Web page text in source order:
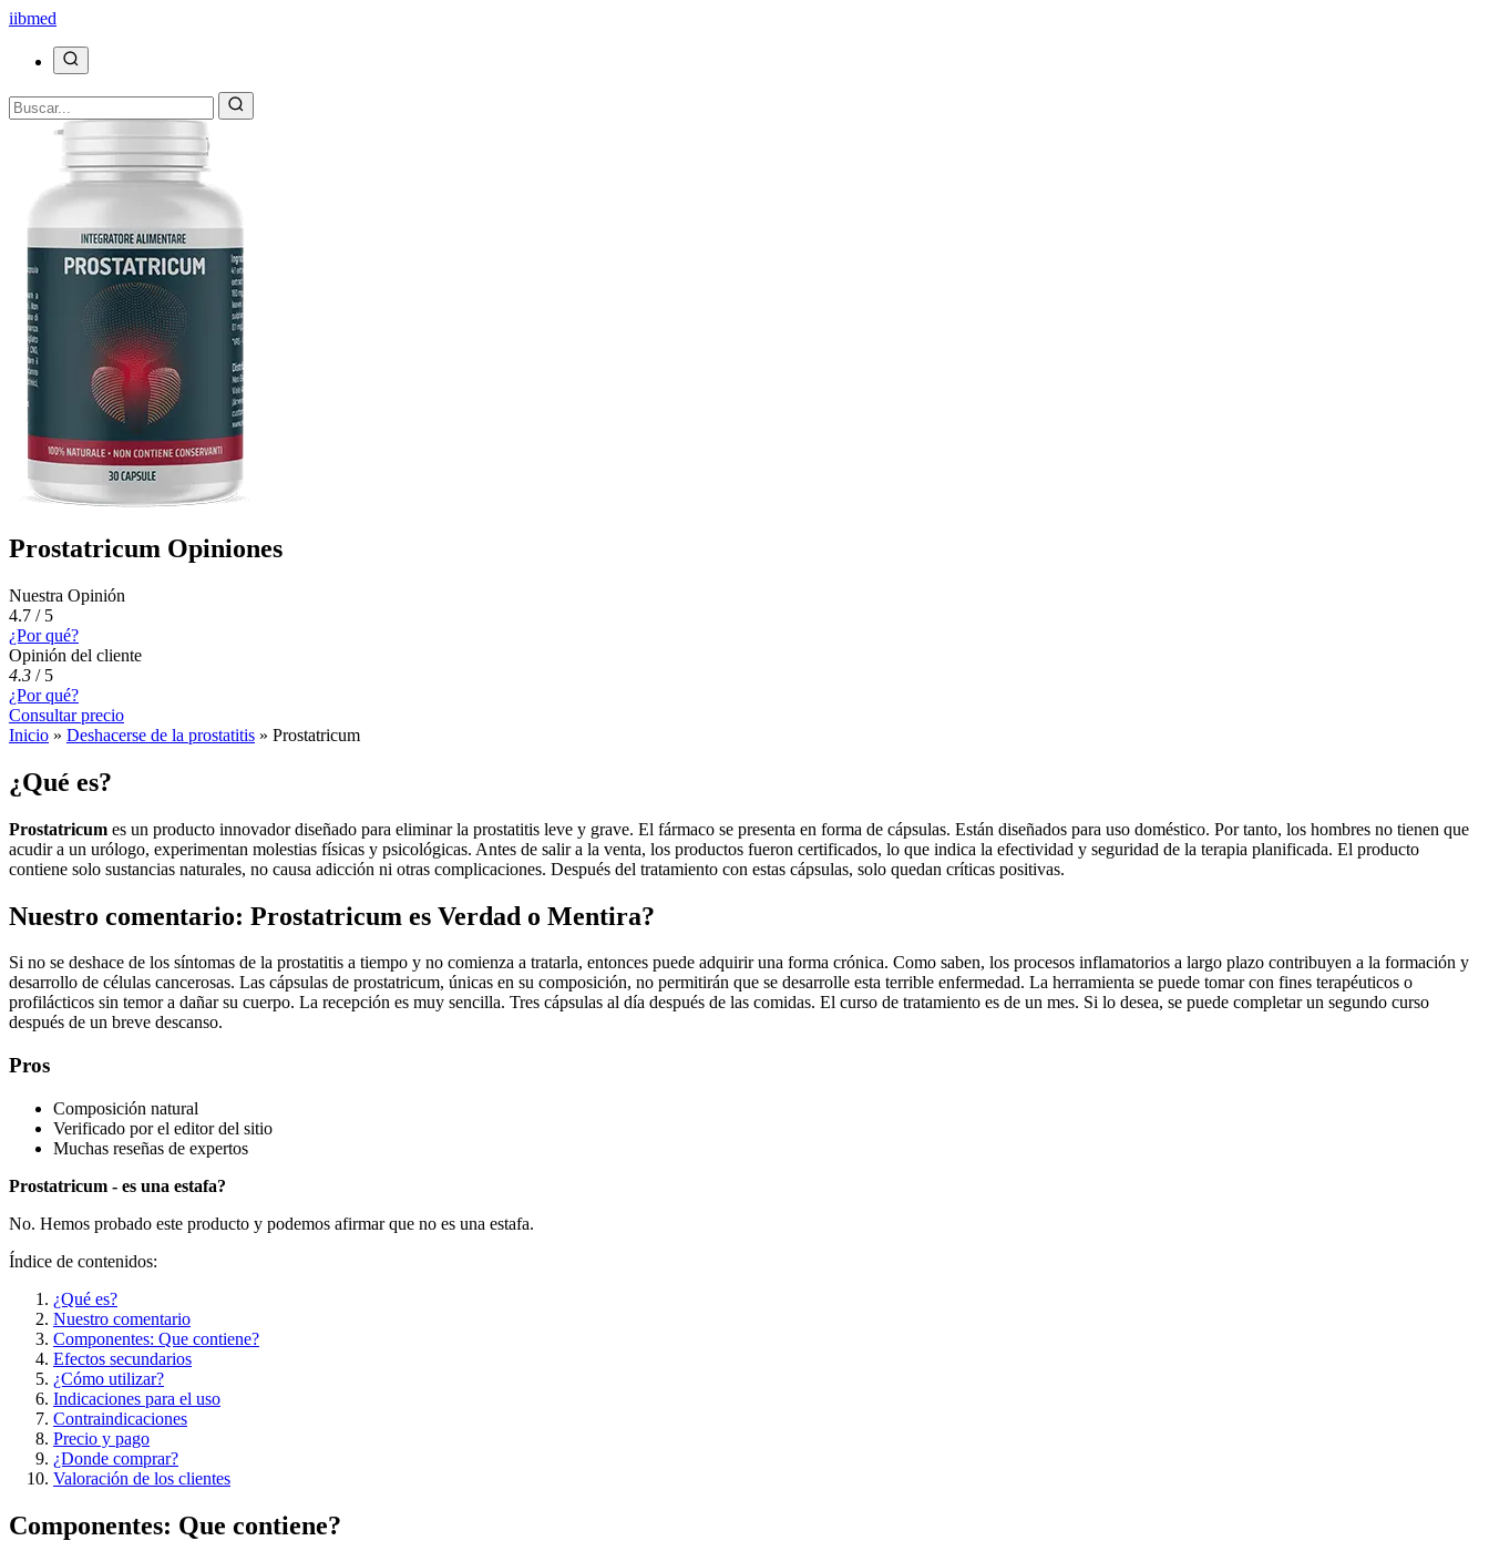
iibmed
Prostatricum Opiniones
Nuestra Opinión
4.7 / 5
¿Por qué?
Opinión del cliente
4.3 / 5
¿Por qué?
Consultar precio
Inicio » Deshacerse de la prostatitis » Prostatricum
¿Qué es?
Prostatricum es un producto innovador diseñado para eliminar la prostatitis leve y grave. El fármaco se presenta en forma de cápsulas. Están diseñados para uso doméstico. Por tanto, los hombres no tienen que
acudir a un urólogo, experimentan molestias físicas y psicológicas. Antes de salir a la venta, los productos fueron certificados, lo que indica la efectividad y seguridad de la terapia planificada. El producto
contiene solo sustancias naturales, no causa adicción ni otras complicaciones. Después del tratamiento con estas cápsulas, solo quedan críticas positivas.
Nuestro comentario: Prostatricum es Verdad o Mentira?
Si no se deshace de los síntomas de la prostatitis a tiempo y no comienza a tratarla, entonces puede adquirir una forma crónica. Como saben, los procesos inflamatorios a largo plazo contribuyen a la formación y
desarrollo de células cancerosas. Las cápsulas de prostatricum, únicas en su composición, no permitirán que se desarrolle esta terrible enfermedad. La herramienta se puede tomar con fines terapéuticos o
profilácticos sin temor a dañar su cuerpo. La recepción es muy sencilla. Tres cápsulas al día después de las comidas. El curso de tratamiento es de un mes. Si lo desea, se puede completar un segundo curso
después de un breve descanso.
Pros
Composición natural
Verificado por el editor del sitio
Muchas reseñas de expertos
Prostatricum - es una estafa?
No. Hemos probado este producto y podemos afirmar que no es una estafa.
Índice de contenidos:
¿Qué es?
Nuestro comentario
Componentes: Que contiene?
Efectos secundarios
¿Cómo utilizar?
Indicaciones para el uso
Contraindicaciones
Precio y pago
¿Donde comprar?
Valoración de los clientes
Componentes: Que contiene?